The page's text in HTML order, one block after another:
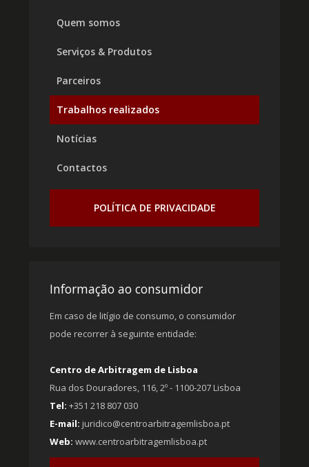
Quem somos
Serviços & Produtos
Parceiros
Trabalhos realizados
Notícias
Contactos
POLÍTICA DE PRIVACIDADE
Informação ao consumidor
Em caso de litígio de consumo, o consumidor
pode recorrer à seguinte entidade:
Centro de Arbitragem de Lisboa
Rua dos Douradores, 116, 2º - 1100-207 Lisboa
Tel: +351 218 807 030
E-mail: juridico@centroarbitragemlisboa.pt
Web: www.centroarbitragemlisboa.pt